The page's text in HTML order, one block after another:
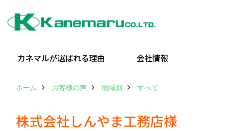
カネマルが選ばれる理由 会社情報
ホーム お客様の声 地域別 すべて
株式会社しんやま工務店様